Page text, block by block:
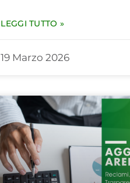
LEGGI TUTTO »
19 Marzo 2026